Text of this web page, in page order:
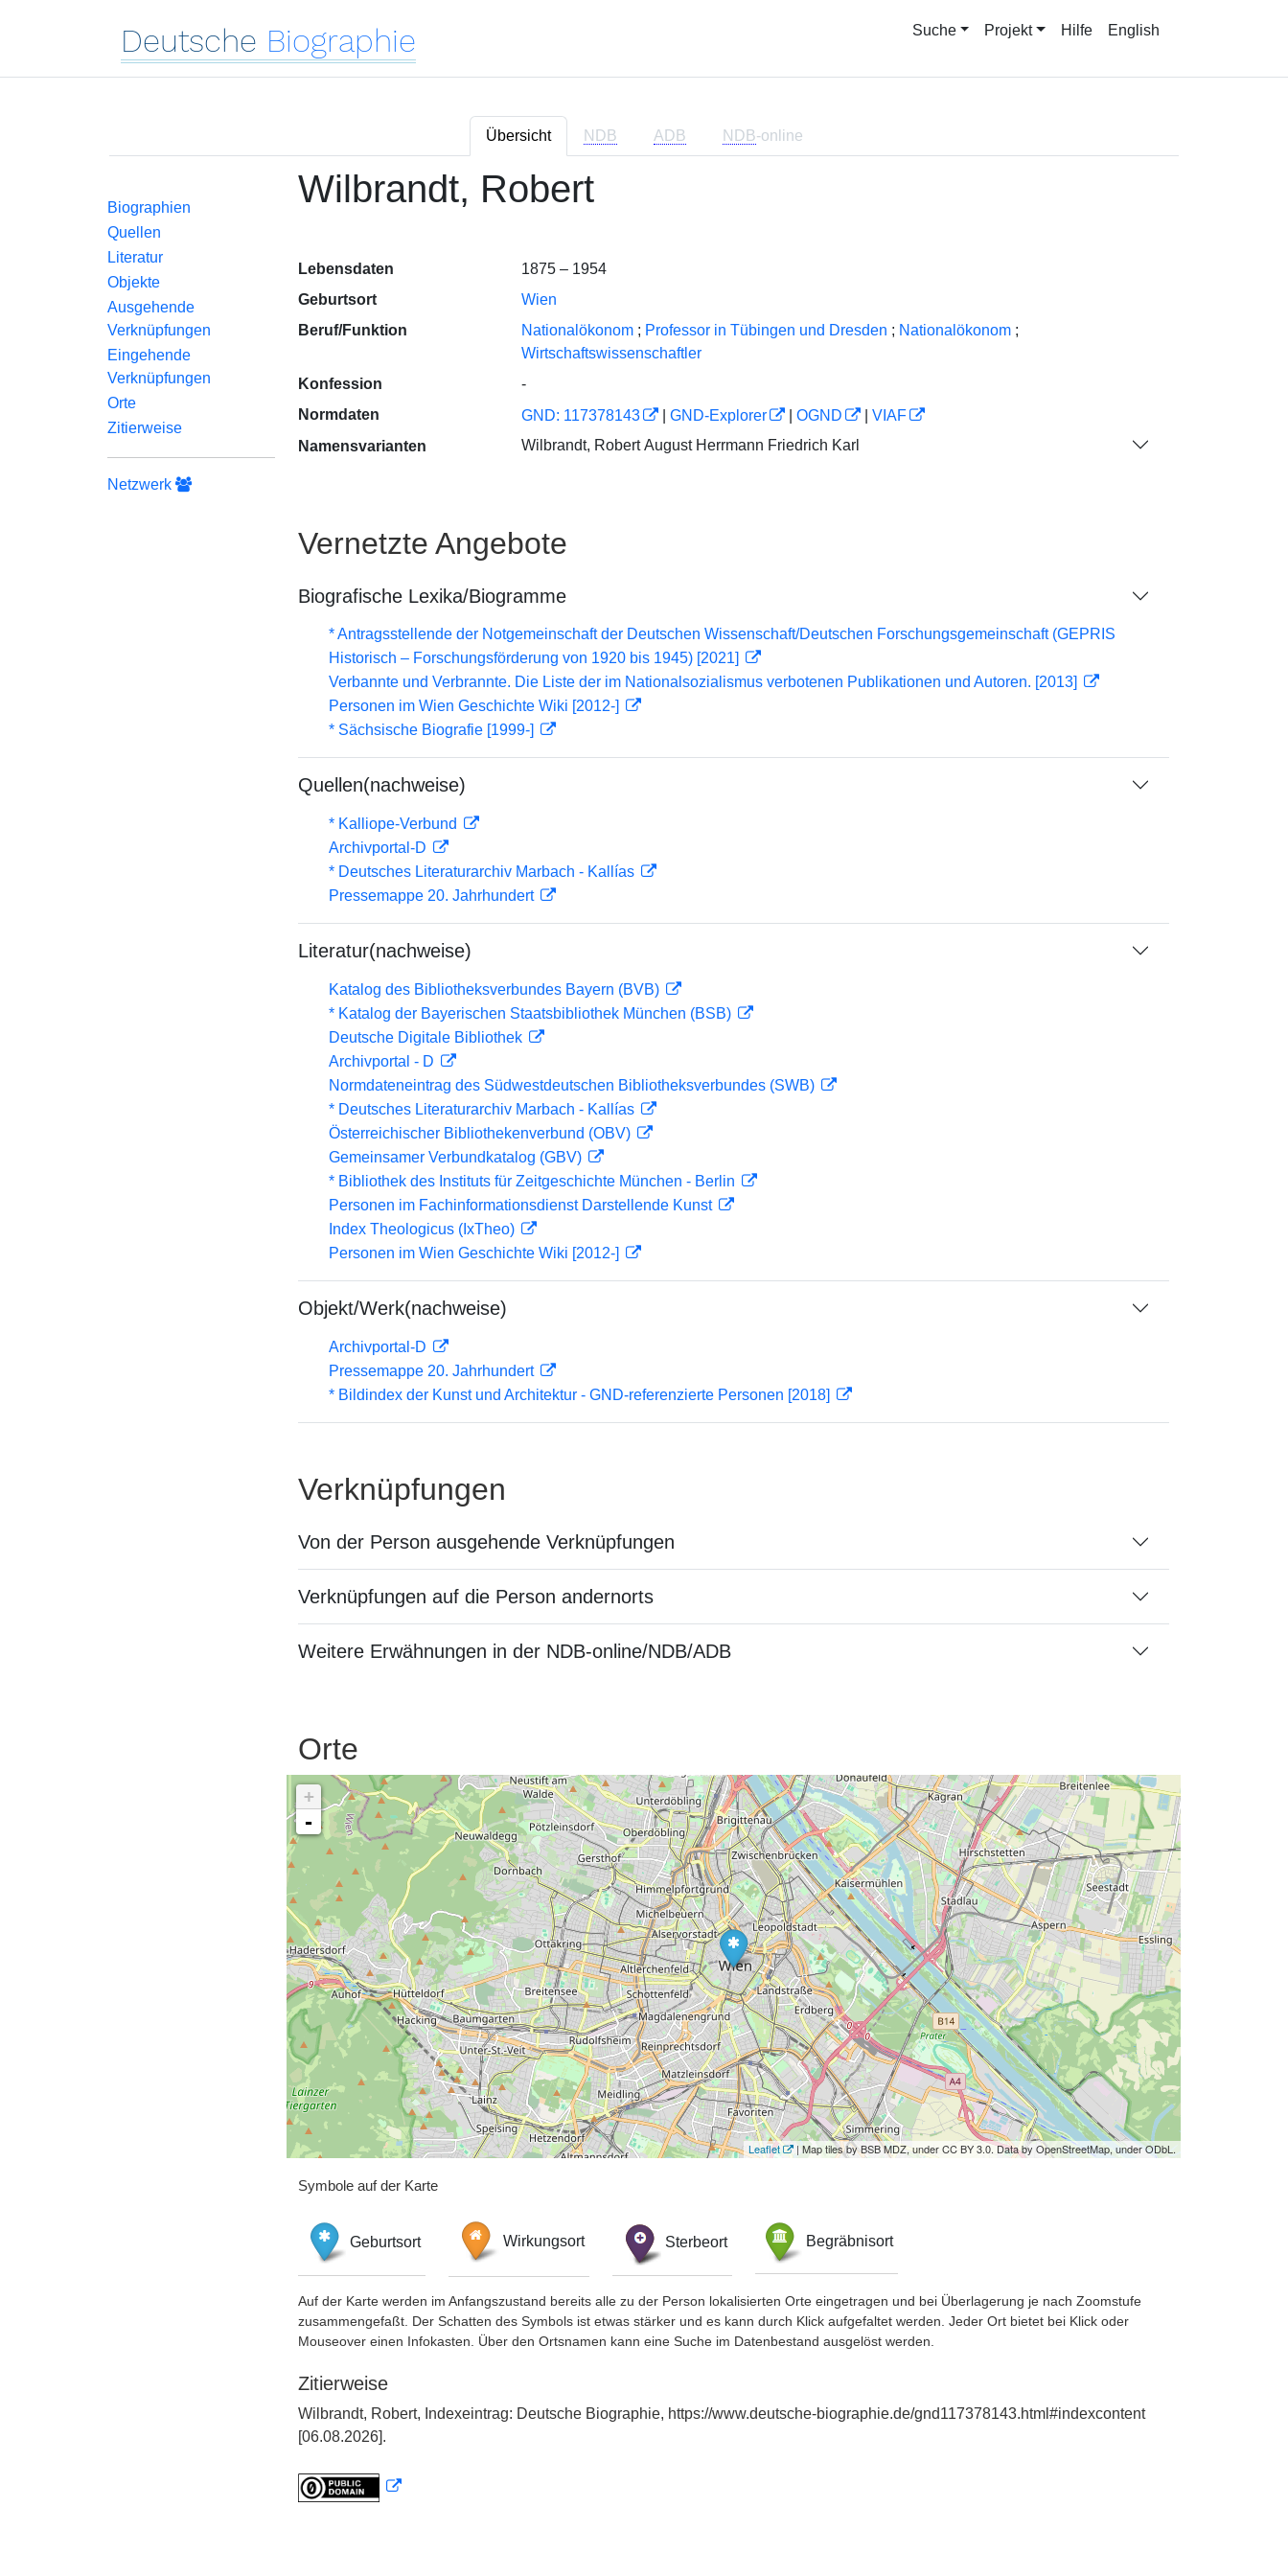
Deutsche Biographie Suche Projekt Hilfe English
Übersicht NDB ADB NDB-online
Biographien
Quellen
Literatur
Objekte
Ausgehende
Verknüpfungen
Eingehende
Verknüpfungen
Orte
Zitierweise
Netzwerk
Wilbrandt, Robert
Lebensdaten
1875 – 1954
Geburtsort
Wien
Beruf/Funktion
Nationalökonom ; Professor in Tübingen und Dresden ; Nationalökonom ;
Wirtschaftswissenschaftler
Konfession
-
Normdaten
GND: 117378143 GND-Explorer OGND
VIAF
Namensvarianten
Wilbrandt, Robert August Herrmann Friedrich Karl
Vernetzte Angebote
Biografische Lexika/Biogramme
* Antragsstellende der Notgemeinschaft der Deutschen Wissenschaft/Deutschen Forschungsgemeinschaft (GEPRIS
Historisch – Forschungsförderung von 1920 bis 1945) [2021]
Verbannte und Verbrannte. Die Liste der im Nationalsozialismus verbotenen Publikationen und Autoren. [2013]
Personen im Wien Geschichte Wiki [2012-]
* Sächsische Biografie [1999-]
Quellen(nachweise)
* Kalliope-Verbund
Archivportal-D
* Deutsches Literaturarchiv Marbach - Kallías
Pressemappe 20. Jahrhundert
Literatur(nachweise)
Katalog des Bibliotheksverbundes Bayern (BVB)
* Katalog der Bayerischen Staatsbibliothek München (BSB)
Deutsche Digitale Bibliothek
Archivportal - D
Normdateneintrag des Südwestdeutschen Bibliotheksverbundes (SWB)
* Deutsches Literaturarchiv Marbach - Kallías
Österreichischer Bibliothekenverbund (OBV)
Gemeinsamer Verbundkatalog (GBV)
* Bibliothek des Instituts für Zeitgeschichte München - Berlin
Personen im Fachinformationsdienst Darstellende Kunst
Index Theologicus (IxTheo)
Personen im Wien Geschichte Wiki [2012-]
Objekt/Werk(nachweise)
Archivportal-D
Pressemappe 20. Jahrhundert
* Bildindex der Kunst und Architektur - GND-referenzierte Personen [2018]
Verknüpfungen
Von der Person ausgehende Verknüpfungen
Verknüpfungen auf die Person andernorts
Weitere Erwähnungen in der NDB-online/NDB/ADB
Orte
+
-
Leaflet | Map tiles by BSB MDZ, under CC BY 3.0. Data by OpenStreetMap, under ODbL.
Symbole auf der Karte
Geburtsort Wirkungsort Sterbeort Begräbnisort
Auf der Karte werden im Anfangszustand bereits alle zu der Person lokalisierten Orte eingetragen und bei Überlagerung je nach Zoomstufe
zusammengefaßt. Der Schatten des Symbols ist etwas stärker und es kann durch Klick aufgefaltet werden. Jeder Ort bietet bei Klick oder
Mouseover einen Infokasten. Über den Ortsnamen kann eine Suche im Datenbestand ausgelöst werden.
Zitierweise
Wilbrandt, Robert, Indexeintrag: Deutsche Biographie, https://www.deutsche-biographie.de/gnd117378143.html#indexcontent
[06.08.2026].